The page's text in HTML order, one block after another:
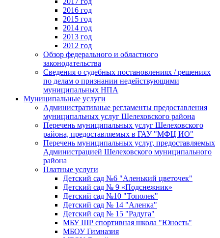
2016 год
2015 год
2014 год
2013 год
2012 год
Обзор федерального и областного
законодательства
Сведения о судебных постановлениях / решениях
по делам о признании недействующими
муниципальных НПА
Муниципальные услуги
Административные регламенты предоставления
муниципальных услуг Шелеховского района
Перечень муниципальных услуг Шелеховского
района, предоставляемых в ГАУ "МФЦ ИО"
Перечень муниципальных услуг, предоставляемых
Администрацией Шелеховского муниципального
района
Платные услуги
Детский сад №6 "Аленький цветочек"
Детский сад № 9 «Подснежник»
Детский сад №10 "Тополек"
Детский сад № 14 "Аленка"
Детский сад № 15 "Радуга"
МБУ ШР спортивная школа "Юность"
МБОУ Гимназия